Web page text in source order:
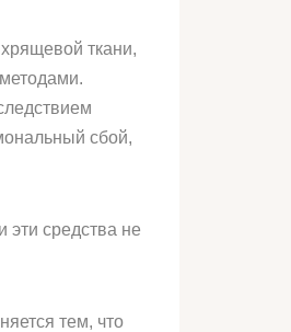
ткани,
сбой,
средства не
тем, что